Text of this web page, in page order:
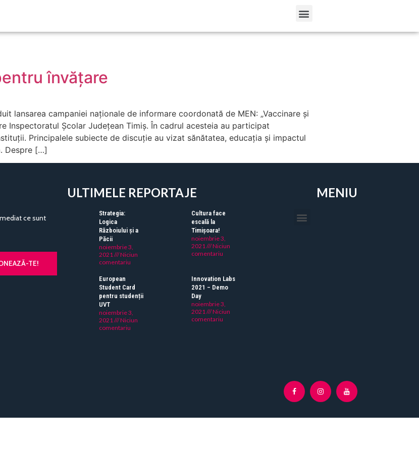
învățare
lansarea campaniei naționale de informare coordonată de MEN: „Vaccinare și
Inspectoratul Școlar Județean Timiș. În cadrul acesteia au participat
Principalele subiecte de discuție au vizat sănătatea, educația și impactul
Despre […]
ce sunt
TE!
ULTIMELE REPORTAJE
Strategia:
Logica
Războiului și a
Păcii
noiembrie 3,
2021
Niciun
comentariu
Cultura face
escală la
Timișoara!
noiembrie 3,
2021
Niciun
comentariu
European
Student Card
pentru studenții
UVT
noiembrie 3,
2021
Niciun
comentariu
Innovation Labs
2021 – Demo
Day
noiembrie 3,
2021
Niciun
comentariu
MENIU